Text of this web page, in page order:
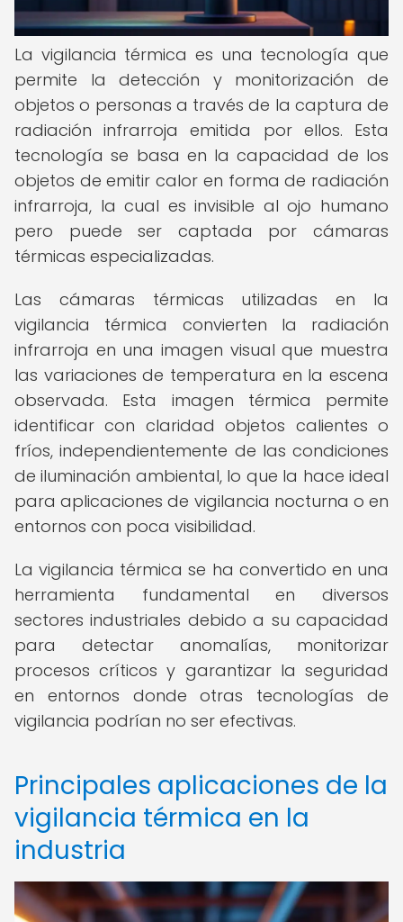
La vigilancia térmica es una tecnología que
permite la detección y monitorización de
objetos o personas a través de la captura de
radiación infrarroja emitida por ellos. Esta
tecnología se basa en la capacidad de los
objetos de emitir calor en forma de radiación
infrarroja, la cual es invisible al ojo humano
pero puede ser captada por cámaras
térmicas especializadas.
Las cámaras térmicas utilizadas en la
vigilancia térmica convierten la radiación
infrarroja en una imagen visual que muestra
las variaciones de temperatura en la escena
observada. Esta imagen térmica permite
identificar con claridad objetos calientes o
fríos, independientemente de las condiciones
de iluminación ambiental, lo que la hace ideal
para aplicaciones de vigilancia nocturna o en
entornos con poca visibilidad.
La vigilancia térmica se ha convertido en una
herramienta fundamental en diversos
sectores industriales debido a su capacidad
para detectar anomalías, monitorizar
procesos críticos y garantizar la seguridad
en entornos donde otras tecnologías de
vigilancia podrían no ser efectivas.
Principales aplicaciones de la
vigilancia térmica en la
industria